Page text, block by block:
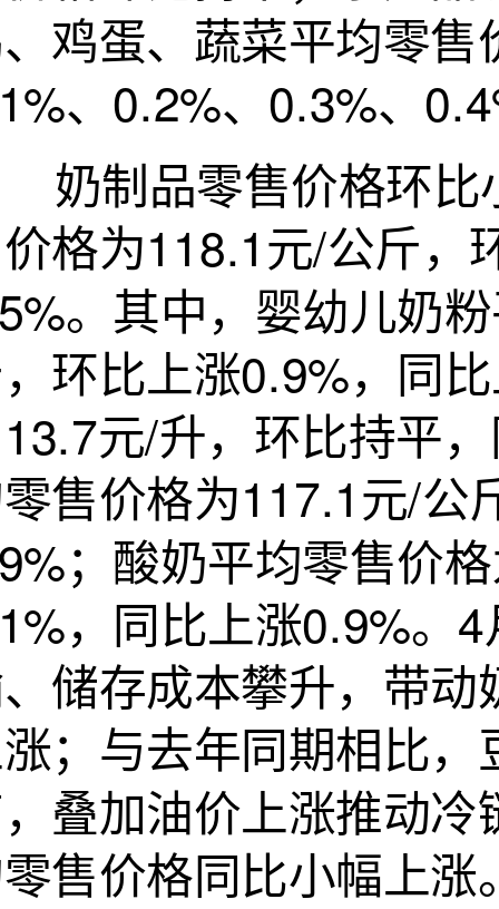
鸡蛋、蔬菜平均零
、0.2%、0.3%、
品零售价格环比
格为118.1元/公斤，
。其中，婴幼儿奶
环比上涨0.9%，同
元/升，环比持平
售价格为117.1元/公
；酸奶平均零售价
，同比上涨0.9%。
储存成本攀升，带
；与去年同期相比
叠加油价上涨推动
售价格同比小幅上涨